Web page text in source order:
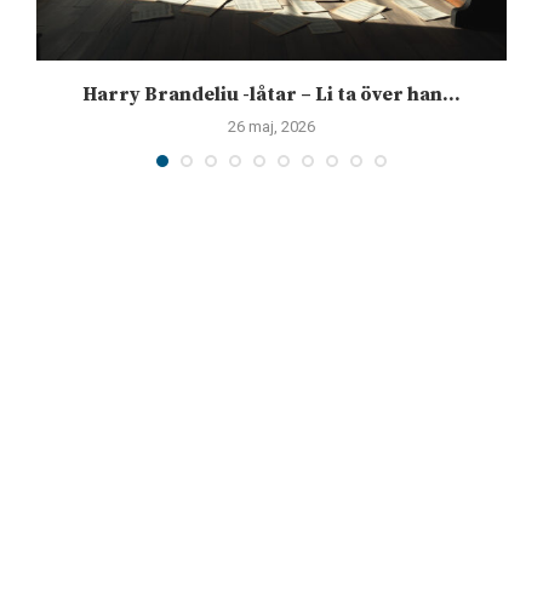
Harry Brandeliu -låtar – Li ta över han...
26 maj, 2026